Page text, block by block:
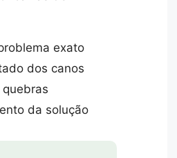
exato
dos canos
da solução